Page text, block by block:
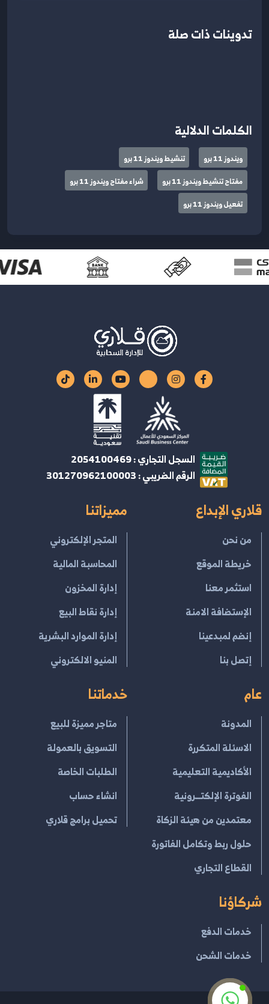
تدوينات ذات صلة
الكلمات الدلالية
ويندوز 11 برو
تنشيط ويندوز 11 برو
مفتاح تنشيط ويندوز 11 برو
شراء مفتاح ويندوز 11 برو
تفعيل ويندوز 11 برو
السجل التجاري : 2054100469
الرقم الضريبي : 301270962100003
قلاري الإبداع
من نحن
خريطة الموقع
استثمر معنا
الإستضافة الامنة
إنضم لمبدعينا
إتصل بنا
مميزاتنا
المتجر الإلكتروني
المحاسبة المالية
إدارة المخزون
إدارة نقاط البيع
إدارة الموارد البشرية
المنيو الالكتروني
عام
المدونة
الاسئلة المتكررة
الأكاديمية التعليمية
الفوترة الإلكتــرونية
معتمدين من هيئة الزكاة
حلول ربط وتكامل الفاتورة
القطاع التجاري
خدماتنا
متاجر مميزة للبيع
التسويق بالعمولة
الطلبات الخاصة
انشاء حساب
تحميل برامج قلاري
شركاؤنا
خدمات الدفع
خدمات الشحن